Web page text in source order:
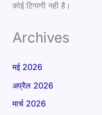
कोई टिप्पणी नही है।
Archives
मई 2026
अप्रैल 2026
मार्च 2026